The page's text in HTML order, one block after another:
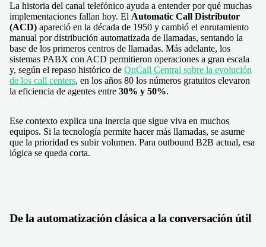
La historia del canal telefónico ayuda a entender por qué muchas
implementaciones fallan hoy. El Automatic Call Distributor
(ACD) apareció en la década de 1950 y cambió el enrutamiento
manual por distribución automatizada de llamadas, sentando la
base de los primeros centros de llamadas. Más adelante, los
sistemas PABX con ACD permitieron operaciones a gran escala
y, según el repaso histórico de OnCall Central sobre la evolución
de los call centers, en los años 80 los números gratuitos elevaron
la eficiencia de agentes entre 30% y 50%.
Ese contexto explica una inercia que sigue viva en muchos
equipos. Si la tecnología permite hacer más llamadas, se asume
que la prioridad es subir volumen. Para outbound B2B actual, esa
lógica se queda corta.
De la automatización clásica a la conversación útil